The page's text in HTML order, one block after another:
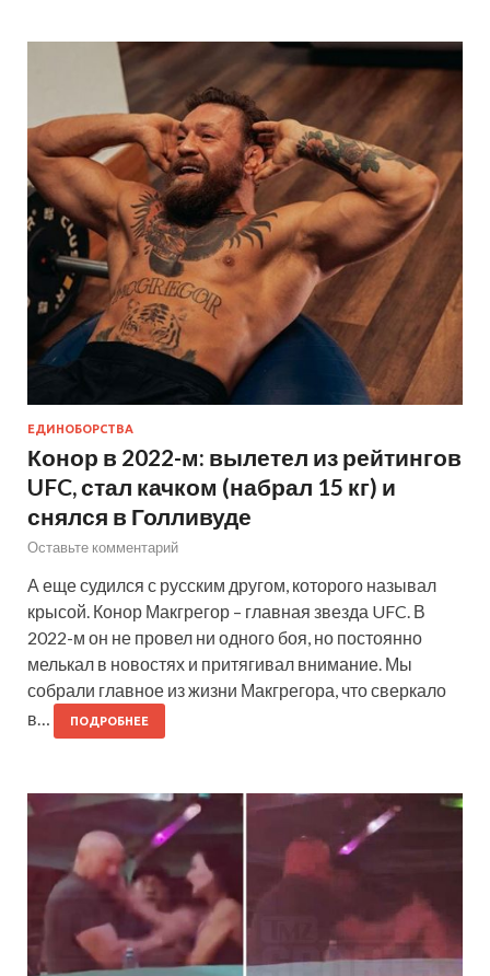
ЕДИНОБОРСТВА
Конор в 2022-м: вылетел из рейтингов
UFC, стал качком (набрал 15 кг) и
снялся в Голливуде
Оставьте комментарий
А еще судился с русским другом, которого называл
крысой. Конор Макгрегор – главная звезда UFC. В
2022-м он не провел ни одного боя, но постоянно
мелькал в новостях и притягивал внимание. Мы
собрали главное из жизни Макгрегора, что сверкало
в…
ПОДРОБНЕЕ